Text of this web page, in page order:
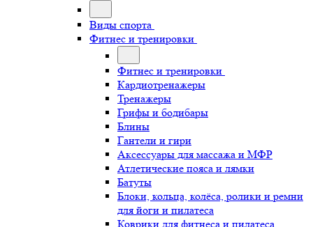
Виды спорта
Фитнес и тренировки
Фитнес и тренировки
Кардиотренажеры
Тренажеры
Грифы и бодибары
Блины
Гантели и гири
Аксессуары для массажа и МФР
Атлетические пояса и лямки
Батуты
Блоки, кольца, колёса, ролики и ремни
для йоги и пилатеса
Коврики для фитнеса и пилатеса